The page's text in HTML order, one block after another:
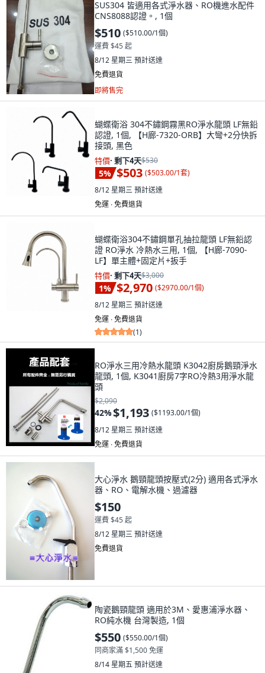
SUS304 皆適用各式淨水器、RO機進水配件
CNS8088認證。, 1個
$510 ($510.00/1個)
運費 $45 起
8/12 星期三預計送達
免費退貨
即將售完
蝴蝶衛浴 304不鏽鋼霧黑RO淨水龍頭 LF無鉛
認證, 1個, 【H廊-7320-ORB】大彎+2分快拆
接頭, 黑色
特價· 剩下4天$530
5% $503 ($503.00/1套)
8/12 星期三預計送達
免運 ∙ 免費退貨
蝴蝶衛浴304不鏽鋼單孔抽拉龍頭 LF無鉛認
證 RO淨水 冷熱水三用, 1個, 【H廊-7090-
LF】單主體+固定片+扳手
特價· 剩下4天$3,000
1% $2,970 ($2970.00/1個)
8/12 星期三預計送達
免運 ∙ 免費退貨
(1)
RO淨水三用冷熱水龍頭 K3042廚房鵝頸淨水
龍頭, 1個, K3041廚房7字RO冷熱3用淨水龍
頭
$2,090
42%$1,193 ($1193.00/1個)
8/12 星期三預計送達
免運 ∙ 免費退貨
大心淨水 鵝頸龍頭按壓式(2分) 適用各式淨水
器、RO、電解水機、過濾器
$150
運費 $45 起
8/12 星期三預計送達
免費退貨
陶瓷鵝頸龍頭 適用於3M、愛惠浦淨水器、
RO純水機 台灣製造, 1個
$550 ($550.00/1個)
同商家滿 $1,500 免運
8/14 星期五預計送達